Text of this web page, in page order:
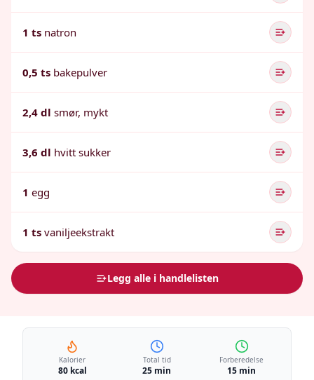
1 ts natron
0,5 ts bakepulver
2,4 dl smør, mykt
3,6 dl hvitt sukker
1 egg
1 ts vaniljeekstrakt
Legg alle i handlelisten
Kalorier
80 kcal
Total tid
25 min
Forberedelse
15 min